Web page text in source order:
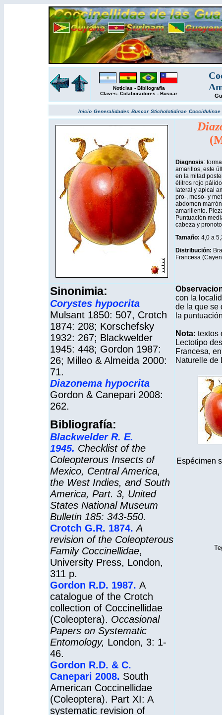
Noticias - Bibliografia
Claves- Colaboradores - Buscar
Inicio Generalidades Buscar Sticholotidinae Coccidulinae
Diagnosis:
amarillos, este
en la mitad
élitros rojo
lateral y apical
pro-, meso- y
abdomen
amarillento.
Puntuación
cabeza y
Tamaño: 4,0 a
Distribución:
Francesa
Sinonimia:
Corystes hypocrita
Mulsant 1850: 507, Crotch
1874: 208; Korschefsky
1932: 267; Blackwelder
1945: 448; Gordon 1987:
26; Milleo & Almeida 2000:
71.
Diazonema hypocrita
Gordon & Canepari 2008:
262.
Bibliografía:
Blackwelder R. E.
1945. Checklist of the
Coleopterous Insects of
Mexico, Central America,
the West Indies, and South
America, Part. 3, United
States National Museum
Bulletin 185: 343-550.
Crotch G.R. 1874. A
revision of the Coleopterous
Family Coccinellidae,
University Press, London,
311 p.
Gordon R.D. 1987. A
catalogue of the Crotch
collection of Coccinellidae
(Coleoptera). Occasional
Papers on Systematic
Entomology, London, 3: 1-
46.
Gordon R.D. & C.
Canepari 2008. South
American Coccinellidae
(Coleoptera). Part XI: A
systematic revision of
con la
de la que se
la
Nota: textos
Lectotipo
Francesa,
Naturelle de
Espécimen